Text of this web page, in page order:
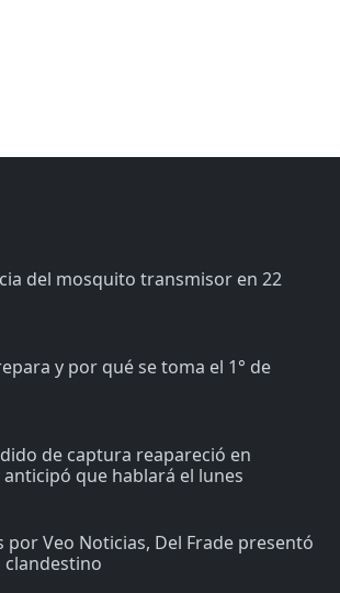
del mosquito transmisor en 22
y por qué se toma el 1° de
de captura reapareció en
que hablará el lunes
Veo Noticias, Del Frade presentó